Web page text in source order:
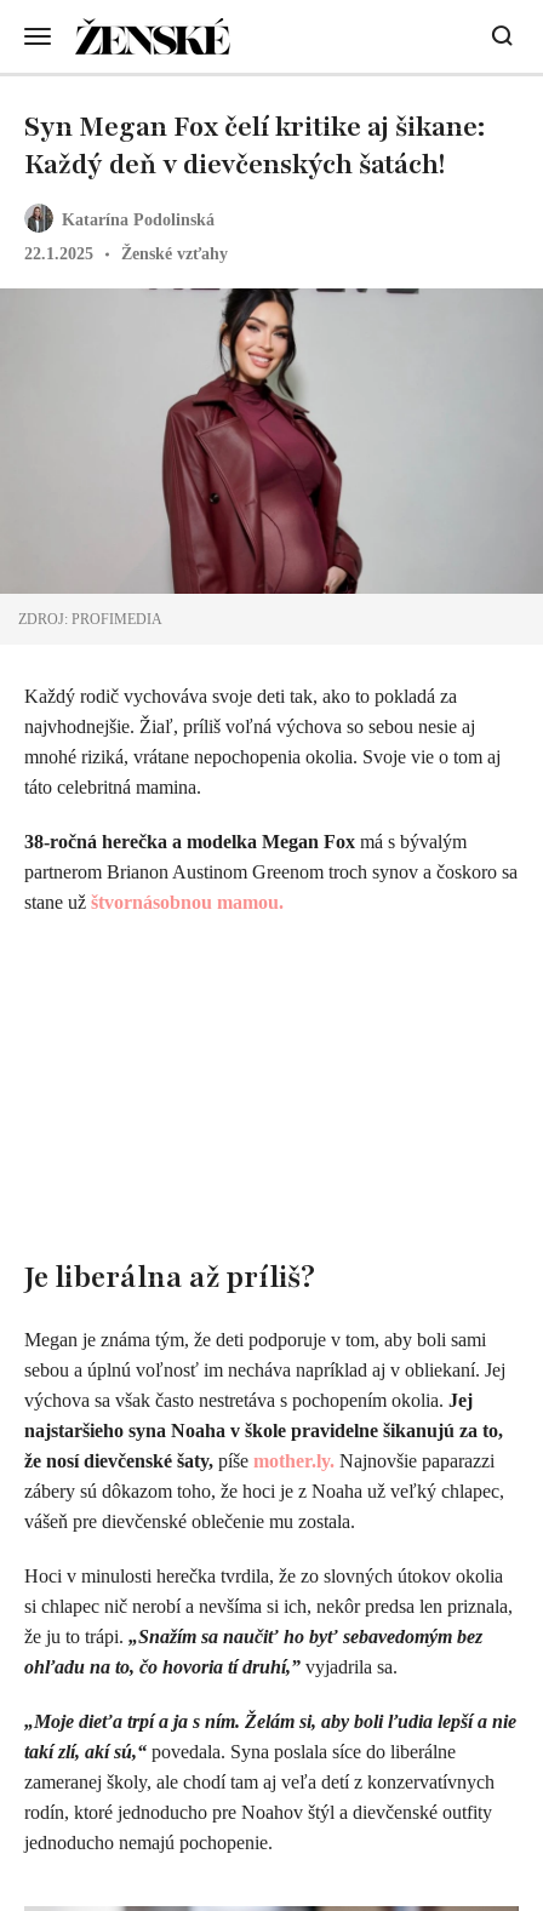
Katarína Podolinská
22.1.2025
Ženské vzťahy
Syn Megan Fox čelí kritike aj šikane:
Každý deň v dievčenských šatách!
ZDROJ: PROFIMEDIA
Každý rodič vychováva svoje deti tak, ako to pokladá za
najvhodnejšie. Žiaľ, príliš voľná výchova so sebou nesie aj
mnohé riziká, vrátane nepochopenia okolia. Svoje vie o tom aj
táto celebritná mamina.
38-ročná herečka a modelka Megan Fox má s bývalým
partnerom Brianon Austinom Greenom troch synov a čoskoro sa
stane už štvornásobnou mamou.
Je liberálna až príliš?
Megan je známa tým, že deti podporuje v tom, aby boli sami
sebou a úplnú voľnosť im necháva napríklad aj v obliekaní. Jej
výchova sa však často nestretáva s pochopením okolia. Jej
najstaršieho syna Noaha v škole pravidelne šikanujú za to,
že nosí dievčenské šaty, píše mother.ly. Najnovšie paparazzi
zábery sú dôkazom toho, že hoci je z Noaha už veľký chlapec,
vášeň pre dievčenské oblečenie mu zostala.
Hoci v minulosti herečka tvrdila, že zo slovných útokov okolia
si chlapec nič nerobí a nevšíma si ich, nekôr predsa len priznala,
že ju to trápi. „Snažím sa naučiť ho byť sebavedomým bez
ohľadu na to, čo hovoria tí druhí,” vyjadrila sa.
„Moje dieťa trpí a ja s ním. Želám si, aby boli ľudia lepší a nie
takí zlí, akí sú,“ povedala. Syna poslala síce do liberálne
zameranej školy, ale chodí tam aj veľa detí z konzervatívnych
rodín, ktoré jednoducho pre Noahov štýl a dievčenské outfity
jednoducho nemajú pochopenie.